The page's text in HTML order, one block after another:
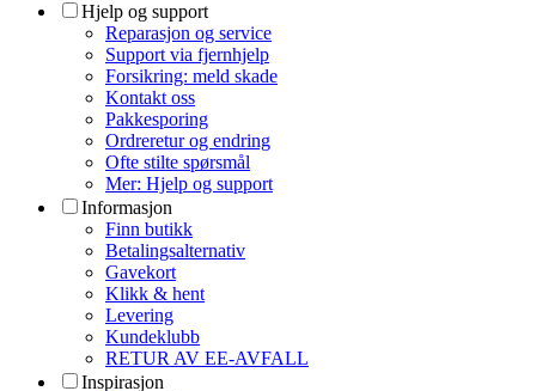
Hjelp og support
Reparasjon og service
Support via fjernhjelp
Forsikring: meld skade
Kontakt oss
Pakkesporing
Ordreretur og endring
Ofte stilte spørsmål
Mer: Hjelp og support
Informasjon
Finn butikk
Betalingsalternativ
Gavekort
Klikk & hent
Levering
Kundeklubb
RETUR AV EE-AVFALL
Inspirasjon